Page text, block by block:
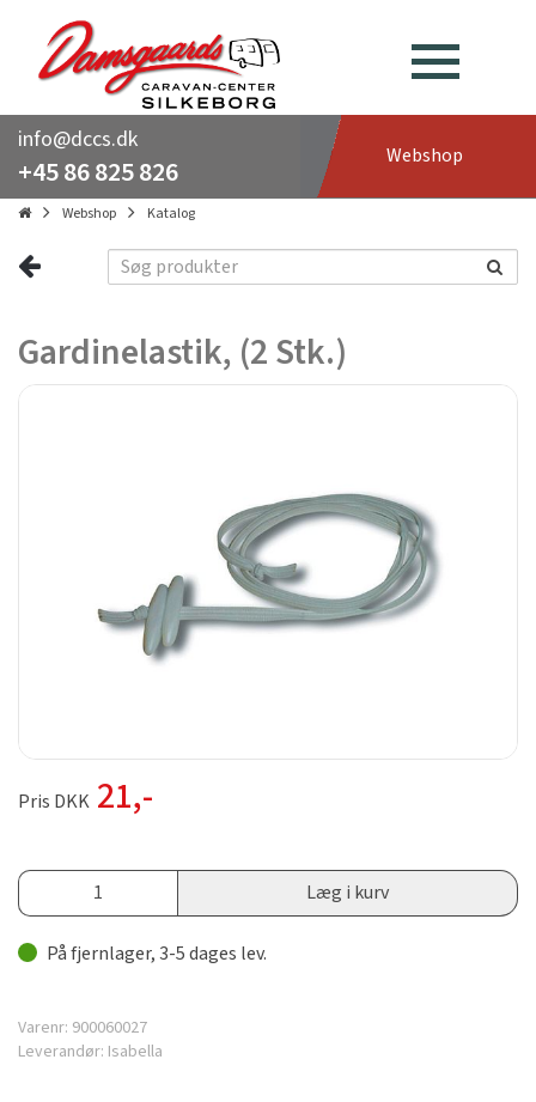
info@dccs.dk
+45 86 825 826 Webshop
Webshop Katalog
Gardinelastik, (2 Stk.)
Pris DKK 21,-
Læg i kurv
På fjernlager, 3-5 dages lev.
Varenr: 900060027
Leverandør: Isabella